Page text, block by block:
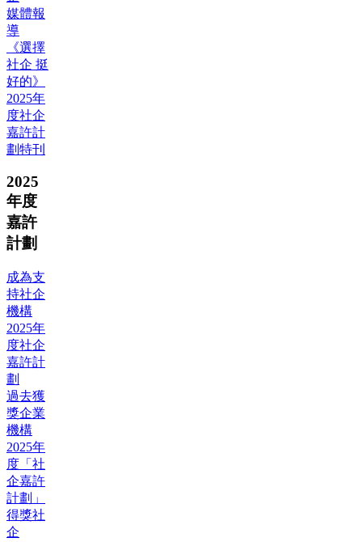
媒體報
導
《選擇
社企 挺
好的》
2025年
度社企
嘉許計
劃特刊
2025
年度
嘉許
計劃
成為支
持社企
機構
2025年
度社企
嘉許計
劃
過去獲
獎企業
機構
2025年
度「社
企嘉許
計劃」
得獎社
企